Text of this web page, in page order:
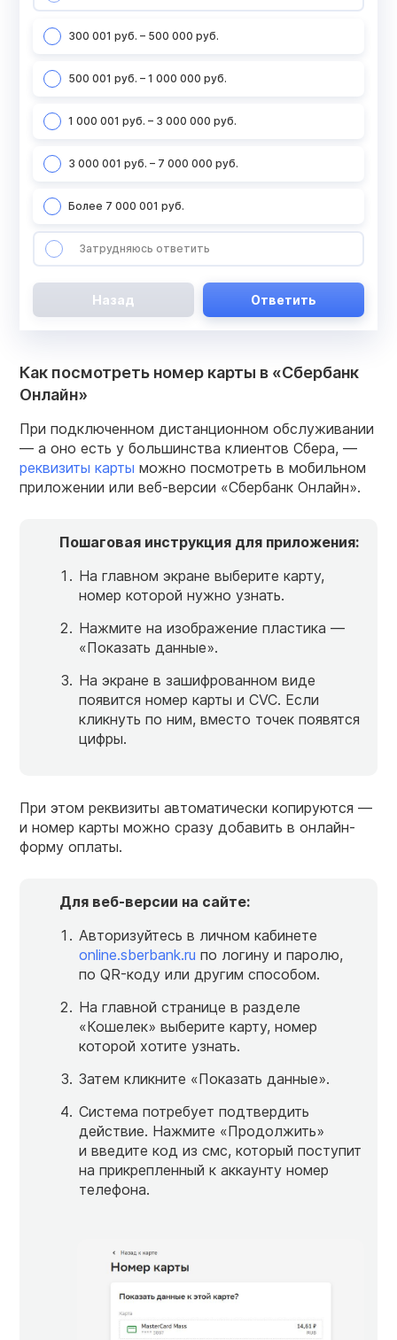
300 001 руб. – 500 000 руб.
500 001 руб. – 1 000 000 руб.
1 000 001 руб. – 3 000 000 руб.
3 000 001 руб. – 7 000 000 руб.
Более 7 000 001 руб.
Затрудняюсь ответить
Назад Ответить
Как посмотреть номер карты в «Сбербанк
Онлайн»
При подключенном дистанционном обслуживании
— а оно есть у большинства клиентов Сбера, —
реквизиты карты можно посмотреть в мобильном
приложении или веб-версии «Сбербанк Онлайн».
Пошаговая инструкция для приложения:
На главном экране выберите карту,
номер которой нужно узнать.
Нажмите на изображение пластика —
«Показать данные».
На экране в зашифрованном виде
появится номер карты и CVC. Если
кликнуть по ним, вместо точек появятся
цифры.
При этом реквизиты автоматически копируются —
и номер карты можно сразу добавить в онлайн-
форму оплаты.
Для веб-версии на сайте:
Авторизуйтесь в личном кабинете
online.sberbank.ru по логину и паролю,
по QR-коду или другим способом.
На главной странице в разделе
«Кошелек» выберите карту, номер
которой хотите узнать.
Затем кликните «Показать данные».
Система потребует подтвердить
действие. Нажмите «Продолжить»
и введите код из смс, который поступит
на прикрепленный к аккаунту номер
телефона.